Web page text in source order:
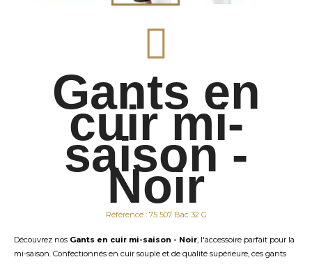
Gants en
cuir mi-
saison -
Noir
Référence : 75 507 Bac 32 G
Découvrez nos Gants en cuir mi-saison - Noir, l'accessoire parfait pour la
mi-saison. Confectionnés en cuir souple et de qualité supérieure, ces gants